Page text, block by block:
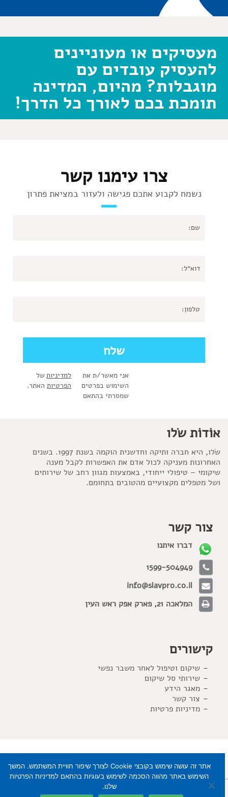
מעסיקים או מעוניינים
להעסיק עובדים עם
מוגבלות? מהיום, המדינה
תומכת בכם לאורך כל הדרך!
צרו עימנו קשר
נשמח לקבוע אתכם פגישה ולעזור במציאת פתרון
אני מאשר/ת את
השימוש בפרטים
שמסרתי בהתאם
למדיניות
הפרטיות
של
האתר.
אוֹדוֹת שׂלו
שׂלו, היא חברה ותיקה וחדשנית הוקמה בשנת 1997. בשנים
האחרונות מעניקה לכול אדם את האפשרות לקבל מענה
שיקומי – טיפולי ייחודי, באמצעות מגוון רחב של שירותים
ושל מטפלים מקצועיים מהטובים בתחומם.
צור קשר
דברו איתנו
1599-504949
info@slavpro.co.il
המלאכה 21, פארק אפק ראש העין
קישורים
שיקום וטיפול לאחר משבר נפשי
שירותי סל שיקום
מאגר הידע
צור קשר
מדיניות פרטיות
אתר זה עושה שימוש בקובצי Cookie לצורך שיפור חוויית המשתמש. המשך
השימוש באתר מהווה הסכמה לשימוש בעוגיות בהתאם למדיניות הפרטיות
שלנו.